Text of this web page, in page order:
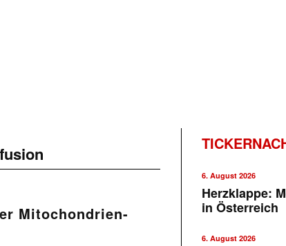
Mitochondrien-
6. August 2026
Herzklappe:
in Österreich
6. August 2026